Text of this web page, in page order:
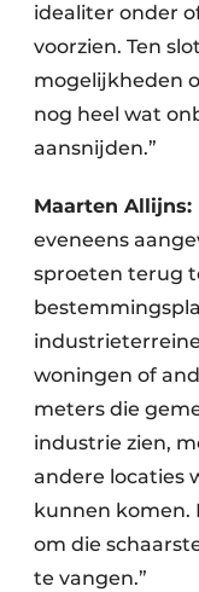
idealiter onder
voorzien. Ten
mogelijkheden
nog heel wat
aansnijden.”
Maarten Allijns:
eveneens
sproeten terug
woningen of
meters die
industrie zien,
andere locaties
kunnen komen.
om die
te vangen.”